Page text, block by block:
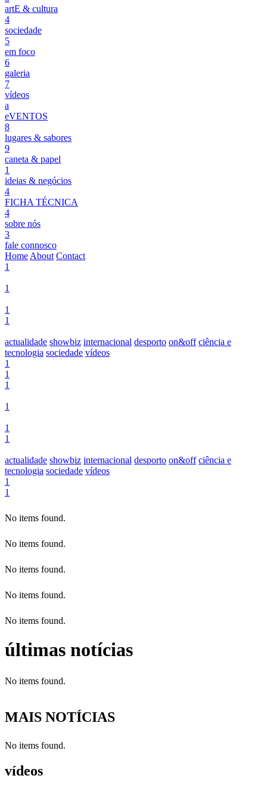
artE & cultura
4
sociedade
5
em foco
6
galeria
7
vídeos
a
eVENTOS
8
lugares & sabores
9
caneta & papel
1
ideias & negócios
4
FICHA TÉCNICA
4
sobre nós
3
fale connosco
Home About Contact
1
1
1
1
actualidade showbiz internacional desporto on&off ciência e
tecnologia sociedade vídeos
1
1
1
1
1
1
actualidade showbiz internacional desporto on&off ciência e
tecnologia sociedade vídeos
1
1
No items found.
No items found.
No items found.
No items found.
No items found.
últimas notícias
No items found.
MAIS NOTÍCIAS
No items found.
vídeos